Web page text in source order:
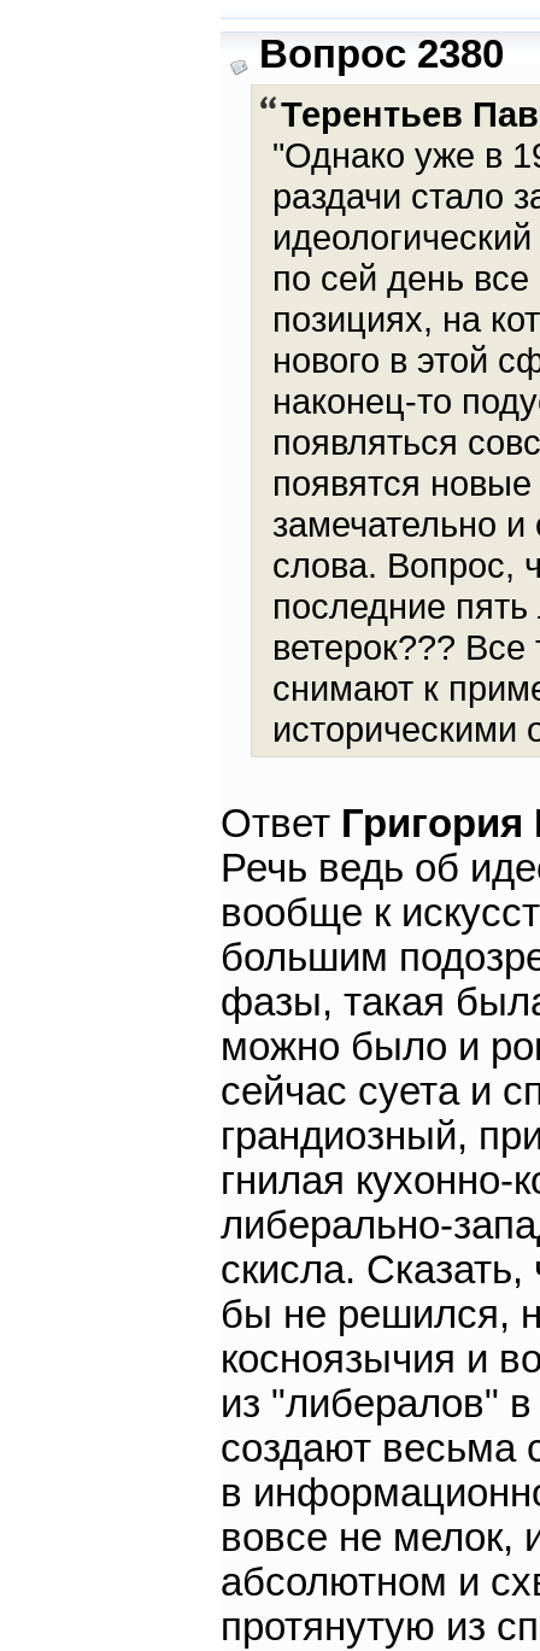
Вопрос 2380
Терентьев
"Однако уже в
раздачи стало
по сей день
позициях, на
нового в этой
наконец-то
появляться
появятся
замечательно
слова. Вопрос,
последние
ветерок???
снимают к
историческими
Ответ
Речь ведь об
вообще к
большим
фазы, такая
можно было и
сейчас суета и
грандиозный,
гнилая кухонно-
либерально-
скисла.
бы не решился,
косноязычия и
из "либералов"
создают весьма
в
вовсе не мелок,
абсолютном и
протянутую из